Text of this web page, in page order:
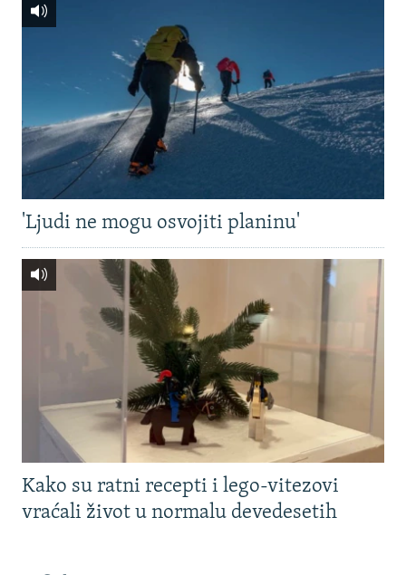
'Ljudi ne mogu osvojiti planinu'
Kako su ratni recepti i lego-vitezovi
vraćali život u normalu devedesetih